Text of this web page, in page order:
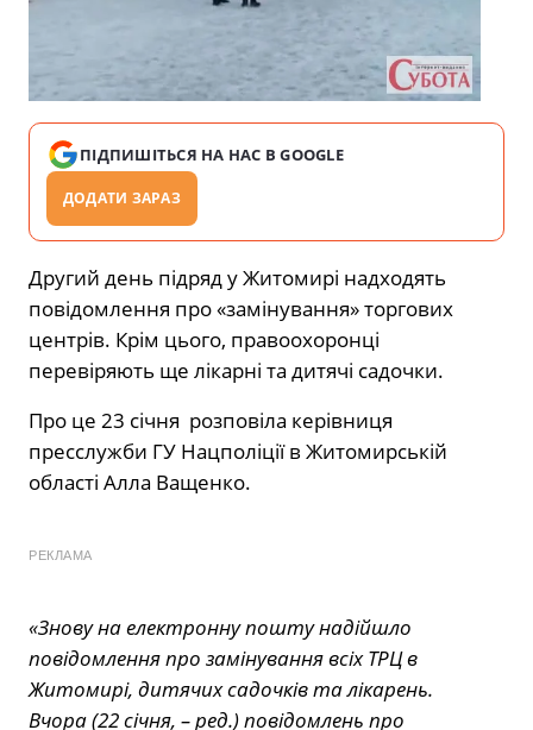
ПІДПИШІТЬСЯ НА НАС В GOOGLE
ДОДАТИ ЗАРАЗ
Другий день підряд у Житомирі надходять
повідомлення про «замінування» торгових
центрів. Крім цього, правоохоронці
перевіряють ще лікарні та дитячі садочки.
Про це 23 січня розповіла керівниця
пресслужби ГУ Нацполіції в Житомирській
області Алла Ващенко.
РЕКЛАМА
«Знову на електронну пошту надійшло
повідомлення про замінування всіх ТРЦ в
Житомирі, дитячих садочків та лікарень.
Вчора (22 січня, – ред.) повідомлень про